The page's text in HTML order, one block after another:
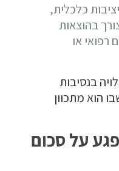
כלכלית,
בהוצאות
רפואי או
בנסיבות
הוא מתכוון
על סכום